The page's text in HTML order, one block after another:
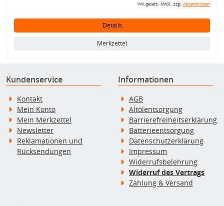
inkl. gesetzl. MwSt., zzgl.Versandkosten
Details
Merkzettel
Kundenservice
Kontakt
Mein Konto
Mein Merkzettel
Newsletter
Reklamationen und
Rücksendungen
Informationen
AGB
Altölentsorgung
Barrierefreiheitserklärung
Batterieentsorgung
Datenschutzerklärung
Impressum
Widerrufsbelehrung
Widerruf des Vertrags
Zahlung & Versand